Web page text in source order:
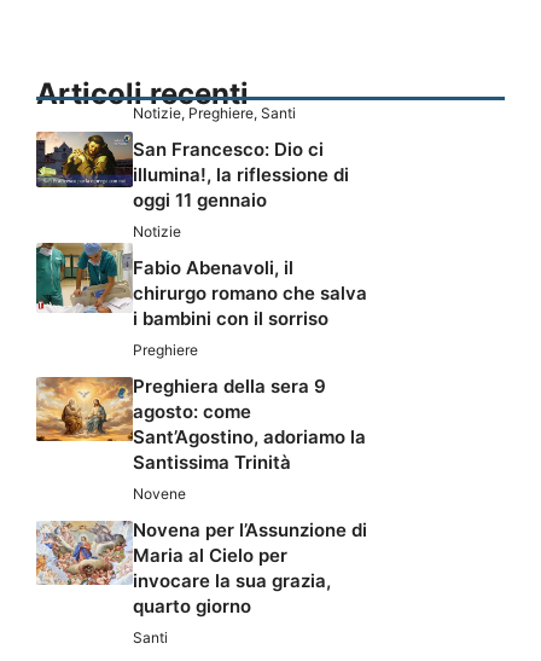
Articoli recenti
Notizie, Preghiere, Santi
San Francesco: Dio ci
illumina!, la riflessione di
oggi 11 gennaio
Notizie
Fabio Abenavoli, il
chirurgo romano che salva
i bambini con il sorriso
Preghiere
Preghiera della sera 9
agosto: come
Sant’Agostino, adoriamo la
Santissima Trinità
Novene
Novena per l’Assunzione di
Maria al Cielo per
invocare la sua grazia,
quarto giorno
Santi